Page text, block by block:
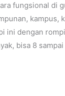
fungsional di
kampus,
ini dengan
bisa 8